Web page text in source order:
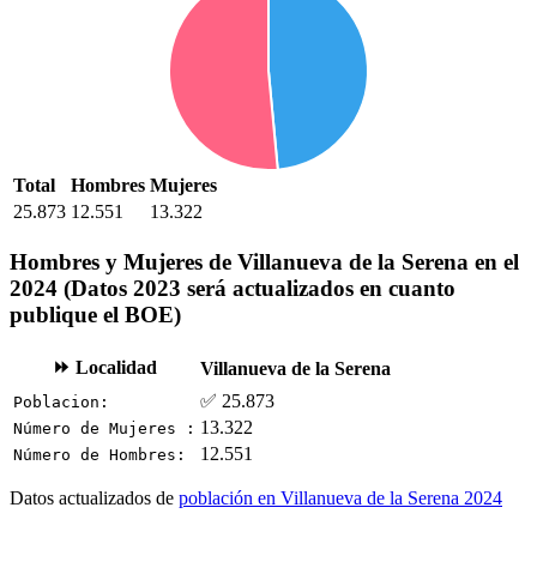
Total Hombres Mujeres
25.873 12.551 13.322
Hombres y Mujeres de Villanueva de la Serena en el
2024 (Datos 2023 será actualizados en cuanto
publique el BOE)
⏩ Localidad Villanueva de la Serena
Poblacion: ✅ 25.873
Número de Mujeres : 13.322
Número de Hombres: 12.551
Datos actualizados de población en Villanueva de la Serena 2024